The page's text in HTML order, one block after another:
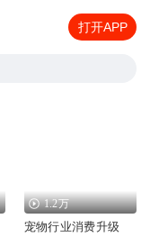
打开APP
1.2万
宠物行业消费升级